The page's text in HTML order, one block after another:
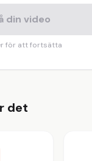
din video
för att fortsätta
det